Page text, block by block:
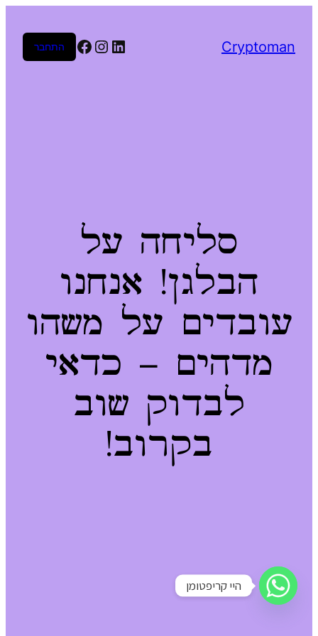
Cryptoman
LinkedIn
Instagram
Facebook
התחבר
סליחה על
הבלגן! אנחנו
עובדים על משהו
מדהים – כדאי
לבדוק שוב
בקרוב!
היי קריפטומן